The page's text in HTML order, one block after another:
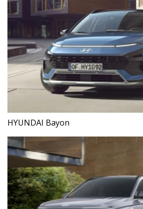
HYUNDAI Bayon